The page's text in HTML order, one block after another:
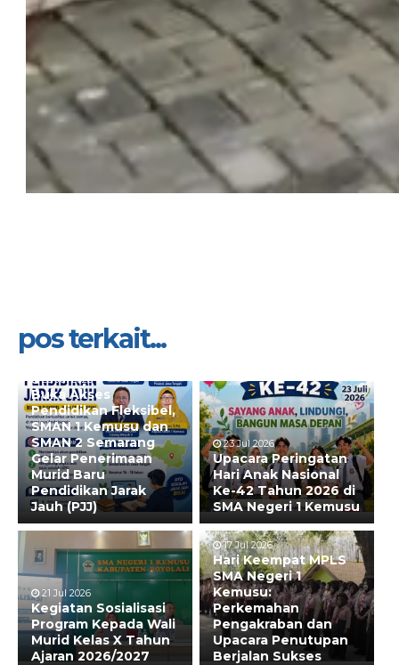
pos terkait...
28 Jul 2026
Buka Akses
Pendidikan Fleksibel,
SMAN 1 Kemusu dan
SMAN 2 Semarang
Gelar Penerimaan
Murid Baru
Pendidikan Jarak
Jauh (PJJ)
23 Jul 2026
Upacara Peringatan
Hari Anak Nasional
Ke-42 Tahun 2026 di
SMA Negeri 1 Kemusu
21 Jul 2026
Kegiatan Sosialisasi
Program Kepada Wali
Murid Kelas X Tahun
Ajaran 2026/2027
17 Jul 2026
Hari Keempat MPLS
SMA Negeri 1
Kemusu:
Perkemahan
Pengakraban dan
Upacara Penutupan
Berjalan Sukses